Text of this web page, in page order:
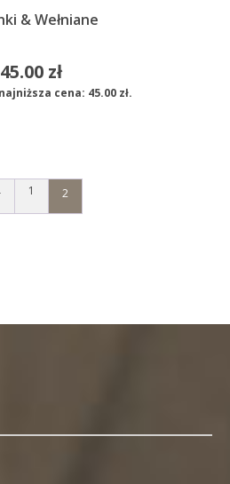
& Wełniane
45.00 zł
cena: 45.00 zł.
1 2